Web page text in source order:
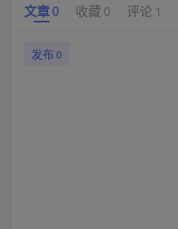
文章0 收藏 0 评论 1
发布 0